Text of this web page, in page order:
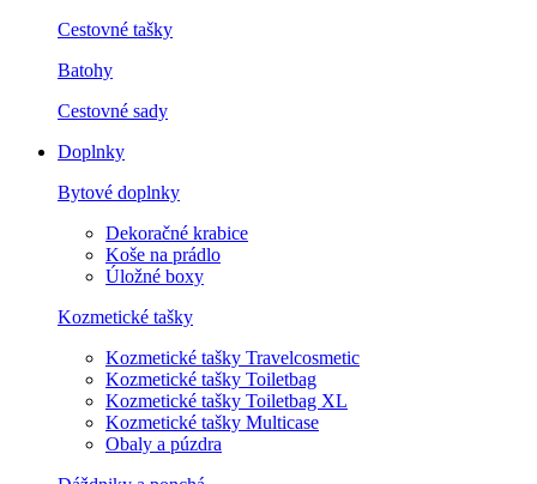
Cestovné tašky
Batohy
Cestovné sady
Doplnky
Bytové doplnky
Dekoračné krabice
Koše na prádlo
Úložné boxy
Kozmetické tašky
Kozmetické tašky Travelcosmetic
Kozmetické tašky Toiletbag
Kozmetické tašky Toiletbag XL
Kozmetické tašky Multicase
Obaly a púzdra